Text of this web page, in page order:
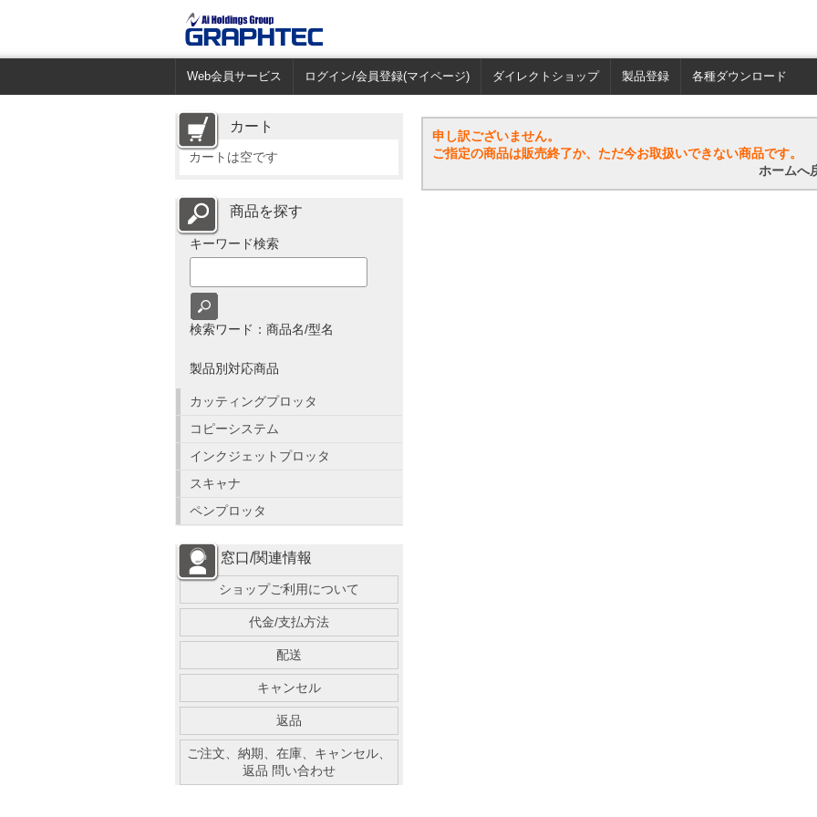
Web会員サービス ログイン/会員登録(マイページ) ダイレクトショップ 製品登録 各種ダウンロード
申し訳ございません。
ご指定の商品は販売終了か、ただ今お取扱いできない商品です。
ホームへ
カート
カートは空です
商品を探す
キーワード検索
検索ワード：商品名/型名
製品別対応商品
カッティングプロッタ
コピーシステム
インクジェットプロッタ
スキャナ
ペンプロッタ
窓口/関連情報
ショップご利用について
代金/支払方法
配送
キャンセル
返品
ご注文、納期、在庫、キャンセル、
返品 問い合わせ